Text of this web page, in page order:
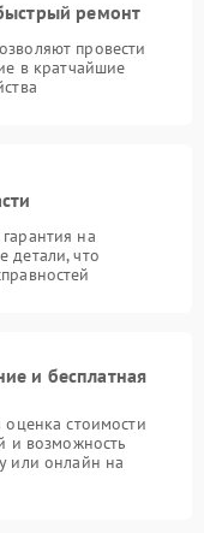
ремонт
провести
в кратчайшие
на
детали, что
и бесплатная
оценка стоимости
и возможность
или онлайн на